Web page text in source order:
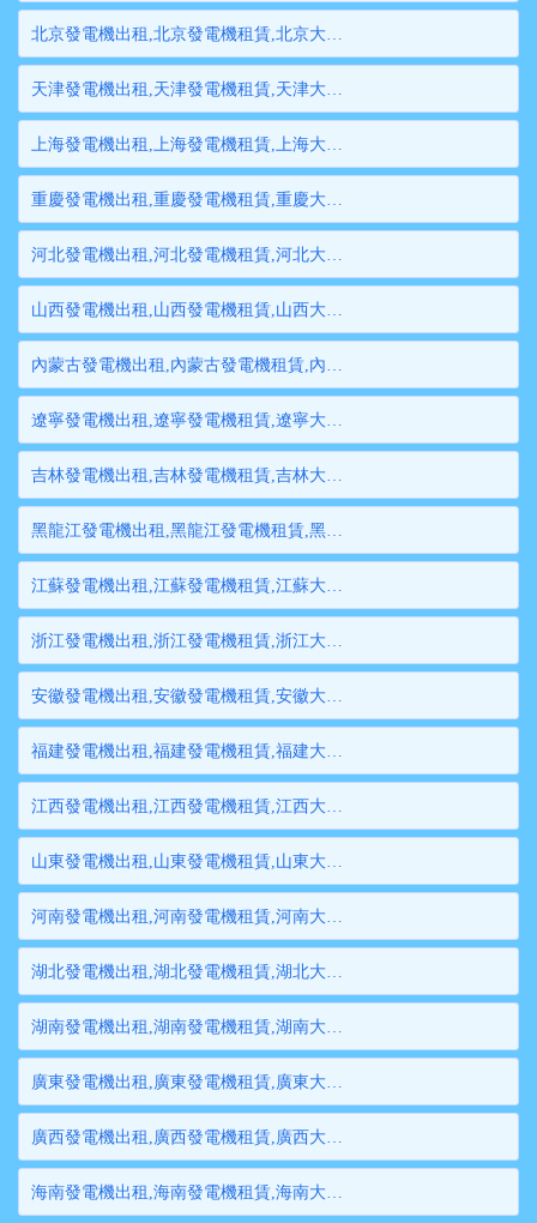
北京發電機出租,北京發電機租賃,北京大型發電機出租,北京柴油發電機租賃出租,北京大型發電機租賃
天津發電機出租,天津發電機租賃,天津大型發電機出租,天津柴油發電機租賃出租,天津大型發電機租賃
上海發電機出租,上海發電機租賃,上海大型發電機出租,上海柴油發電機租賃出租,上海大型發電機租賃
重慶發電機出租,重慶發電機租賃,重慶大型發電機出租,重慶柴油發電機租賃出租,重慶大型發電機租賃
河北發電機出租,河北發電機租賃,河北大型發電機出租,河北柴油發電機租賃出租,河北大型發電機租賃
山西發電機出租,山西發電機租賃,山西大型發電機出租,山西柴油發電機租賃出租,山西大型發電機租賃
內蒙古發電機出租,內蒙古發電機租賃,內蒙古大型發電機出租,內蒙古柴油發電機租賃出租,內蒙古大型發電機租賃
遼寧發電機出租,遼寧發電機租賃,遼寧大型發電機出租,遼寧柴油發電機租賃出租,遼寧大型發電機租賃
吉林發電機出租,吉林發電機租賃,吉林大型發電機出租,吉林柴油發電機租賃出租,吉林大型發電機租賃
黑龍江發電機出租,黑龍江發電機租賃,黑龍江大型發電機出租,黑龍江柴油發電機租賃出租,黑龍江大型發電機租賃
江蘇發電機出租,江蘇發電機租賃,江蘇大型發電機出租,江蘇柴油發電機租賃出租,江蘇大型發電機租賃
浙江發電機出租,浙江發電機租賃,浙江大型發電機出租,浙江柴油發電機租賃出租,浙江大型發電機租賃
安徽發電機出租,安徽發電機租賃,安徽大型發電機出租,安徽柴油發電機租賃出租,安徽大型發電機租賃
福建發電機出租,福建發電機租賃,福建大型發電機出租,福建柴油發電機租賃出租,福建大型發電機租賃
江西發電機出租,江西發電機租賃,江西大型發電機出租,江西柴油發電機租賃出租,江西大型發電機租賃
山東發電機出租,山東發電機租賃,山東大型發電機出租,山東柴油發電機租賃出租,山東大型發電機租賃
河南發電機出租,河南發電機租賃,河南大型發電機出租,河南柴油發電機租賃出租,河南大型發電機租賃
湖北發電機出租,湖北發電機租賃,湖北大型發電機出租,湖北柴油發電機租賃出租,湖北大型發電機租賃
湖南發電機出租,湖南發電機租賃,湖南大型發電機出租,湖南柴油發電機租賃出租,湖南大型發電機租賃
廣東發電機出租,廣東發電機租賃,廣東大型發電機出租,廣東柴油發電機租賃出租,廣東大型發電機租賃
廣西發電機出租,廣西發電機租賃,廣西大型發電機出租,廣西柴油發電機租賃出租,廣西大型發電機租賃
海南發電機出租,海南發電機租賃,海南大型發電機出租,海南柴油發電機租賃出租,海南大型發電機租賃